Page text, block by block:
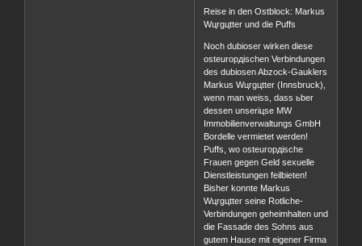
Reise in den Ostblock: Markus
Wцrgцtter und die Puffs
Noch dubioser wirken diese
osteuropдischen Verbindungen
des dubiosen Abzock-Gauklers
Markus Wцrgцtter (Innsbruck),
wenn man weiss, dass ьber
dessen unseriцse MW
Immobilienverwaltungs GmbH
Bordelle vermietet werden!
Puffs, wo osteuropдische
Frauen gegen Geld sexuelle
Dienstleistungen feilbieten!
Bisher konnte Markus
Wцrgцtter seine Rotliche-
Verbindungen geheimhalten und
die Fassade des Sohns aus
gutem Hause mit eigener Firma